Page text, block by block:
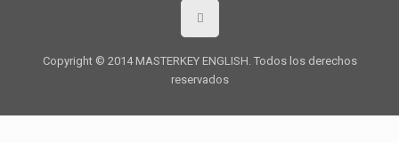
Copyright © 2014 MASTERKEY ENGLISH. Todos los derechos
reservados